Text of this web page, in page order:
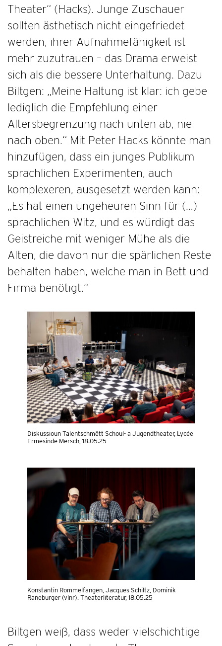
Theater“ (Hacks). Junge Zuschauer
sollten ästhetisch nicht eingefriedet
werden, ihrer Aufnahmefähigkeit ist
mehr zuzutrauen – das Drama erweist
sich als die bessere Unterhaltung. Dazu
Biltgen: „Meine Haltung ist klar: ich gebe
lediglich die Empfehlung einer
Altersbegrenzung nach unten ab, nie
nach oben.“ Mit Peter Hacks könnte man
hinzufügen, dass ein junges Publikum
sprachlichen Experimenten, auch
komplexeren, ausgesetzt werden kann:
„Es hat einen ungeheuren Sinn für (…)
sprachlichen Witz, und es würdigt das
Geistreiche mit weniger Mühe als die
Alten, die davon nur die spärlichen Reste
behalten haben, welche man in Bett und
Firma benötigt.“
Diskussioun Talentschmëtt Schoul- a Jugendtheater, Lycée
Ermesinde Mersch, 18.05.25
Konstantin Rommelfangen, Jacques Schiltz, Dominik
Raneburger (vlnr). Theaterliteratur, 18.05.25
Biltgen weiß, dass weder vielschichtige